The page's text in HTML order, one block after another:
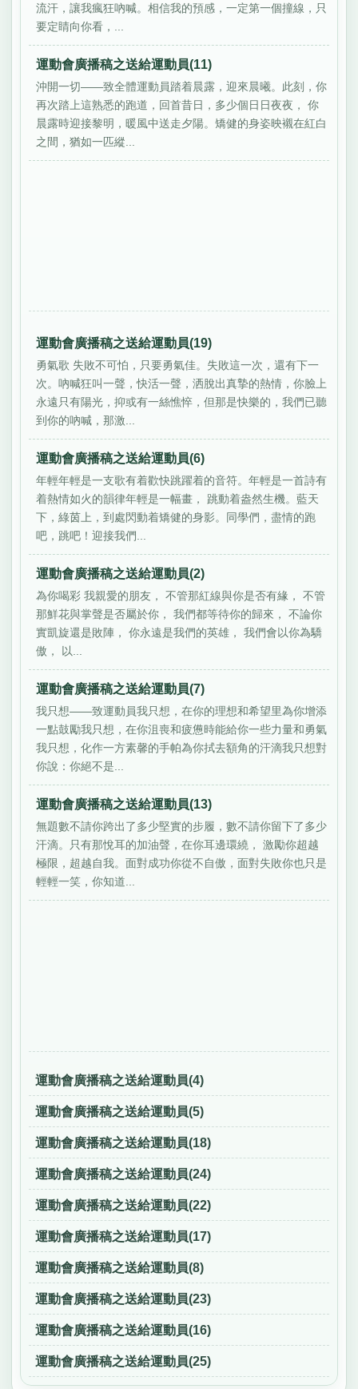
流汗，讓我瘋狂吶喊。相信我的預感，一定第一個撞線，只
要定睛向你看，...
運動會廣播稿之送給運動員(11)
沖開一切——致全體運動員踏着晨露，迎來晨曦。此刻，你
再次踏上這熟悉的跑道，回首昔日，多少個日日夜夜， 你
晨露時迎接黎明，暖風中送走夕陽。矯健的身姿映襯在紅白
之間，猶如一匹縱...
運動會廣播稿之送給運動員(19)
勇氣歌 失敗不可怕，只要勇氣佳。失敗這一次，還有下一
次。吶喊狂叫一聲，快活一聲，洒脫出真摯的熱情，你臉上
永遠只有陽光，抑或有一絲憔悴，但那是快樂的，我們已聽
到你的吶喊，那激...
運動會廣播稿之送給運動員(6)
年輕年輕是一支歌有着歡快跳躍着的音符。年輕是一首詩有
着熱情如火的韻律年輕是一幅畫， 跳動着盎然生機。藍天
下，綠茵上，到處閃動着矯健的身影。同學們，盡情的跑
吧，跳吧！迎接我們...
運動會廣播稿之送給運動員(2)
為你喝彩 我親愛的朋友， 不管那紅線與你是否有緣， 不管
那鮮花與掌聲是否屬於你， 我們都等待你的歸來， 不論你
實凱旋還是敗陣， 你永遠是我們的英雄， 我們會以你為驕
傲， 以...
運動會廣播稿之送給運動員(7)
我只想——致運動員我只想，在你的理想和希望里為你增添
一點鼓勵我只想，在你沮喪和疲憊時能給你一些力量和勇氣
我只想，化作一方素馨的手帕為你拭去額角的汗滴我只想對
你說：你絕不是...
運動會廣播稿之送給運動員(13)
無題數不請你跨出了多少堅實的步履，數不請你留下了多少
汗滴。只有那悅耳的加油聲，在你耳邊環繞， 激勵你超越
極限，超越自我。面對成功你從不自傲，面對失敗你也只是
輕輕一笑，你知道...
運動會廣播稿之送給運動員(4)
運動會廣播稿之送給運動員(5)
運動會廣播稿之送給運動員(18)
運動會廣播稿之送給運動員(24)
運動會廣播稿之送給運動員(22)
運動會廣播稿之送給運動員(17)
運動會廣播稿之送給運動員(8)
運動會廣播稿之送給運動員(23)
運動會廣播稿之送給運動員(16)
運動會廣播稿之送給運動員(25)